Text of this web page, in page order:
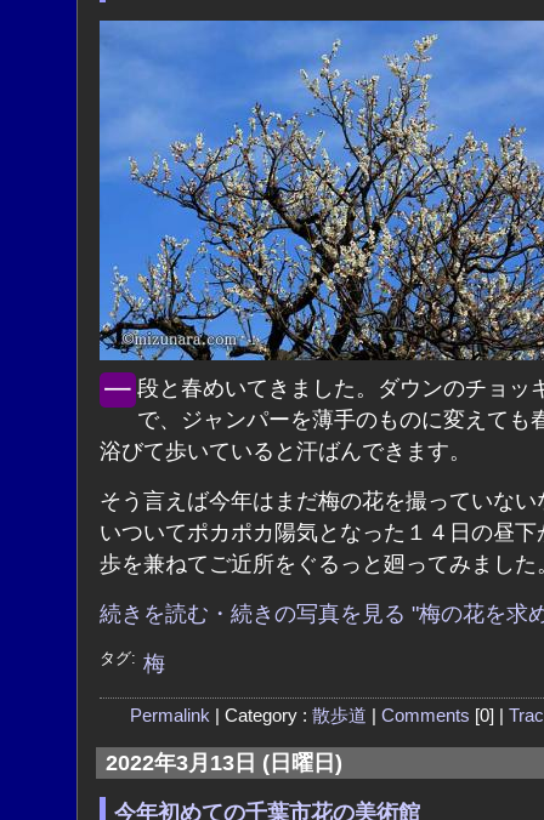
一段と春めいてきました。ダウンのチョッキを脱い
で、ジャンパーを薄手のものに変えても
浴びて歩いていると汗ばんできます。
そう言えば今年はまだ梅の花を撮っていない
いついてポカポカ陽気となった１４日の昼下
歩を兼ねてご近所をぐるっと廻ってみました
続きを読む・続きの写真を見る "梅の花を求
タグ: 梅
Permalink | Category : 散歩道 Comments
2022年3月13日 (日曜日)
今年初めての千葉市花の美術館